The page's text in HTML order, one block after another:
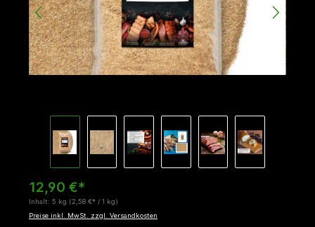
12,90 €*
Inhalt: 5 kg (2,58 €* / 1 kg)
Preise inkl. MwSt. zzgl. Versandkosten